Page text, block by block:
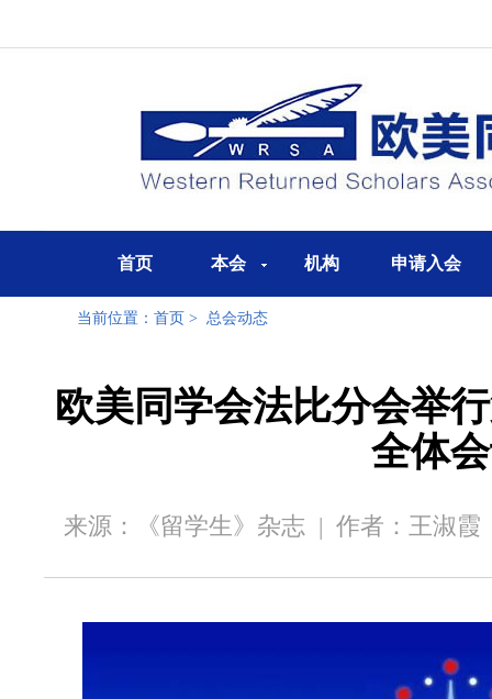
首页 本会 机构 申请入会
当前位置： 首页 > 总会动态
欧美同学会法比分会举
全体
来源：《留学生》杂志 | 作者：王淑霞